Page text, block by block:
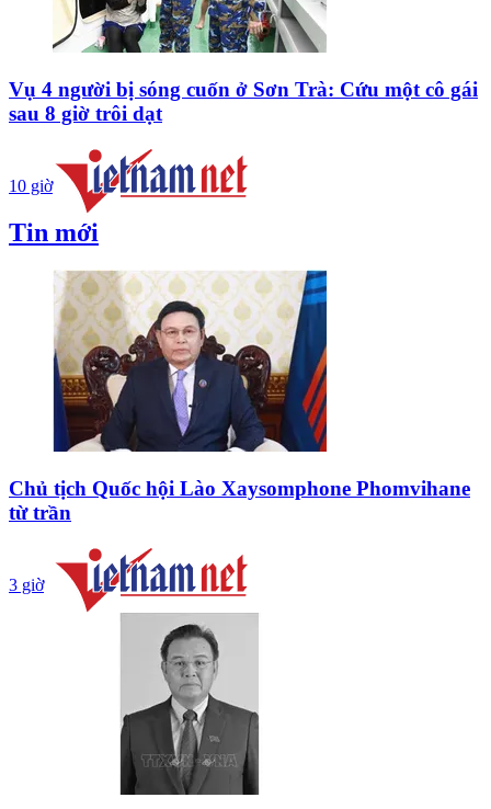
Vụ 4 người bị sóng cuốn ở Sơn Trà: Cứu một cô gái
sau 8 giờ trôi dạt
10 giờ
Tin mới
Chủ tịch Quốc hội Lào Xaysomphone Phomvihane
từ trần
3 giờ